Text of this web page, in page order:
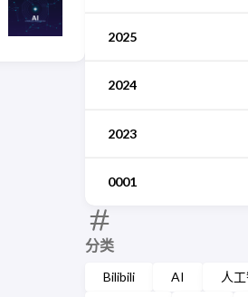
2025
2024
2023
0001
分类
Bilibili AI 人